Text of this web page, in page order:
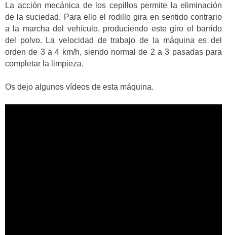
La acción mecánica de los cepillos permite la eliminación
de la suciedad. Para ello el rodillo gira en sentido contrario
a la marcha del vehículo, produciendo este giro el barrido
del polvo. La velocidad de trabajo de la máquina es del
orden de 3 a 4 km/h, siendo normal de 2 a 3 pasadas para
completar la limpieza.
Os dejo algunos vídeos de esta máquina.